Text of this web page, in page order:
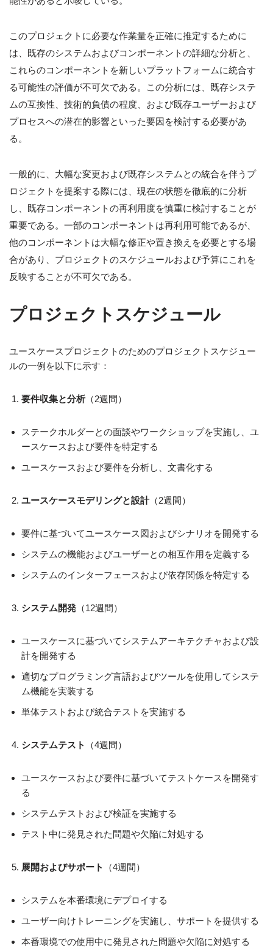
このプロジェクトに必要な作業量を正確に推定するために
は、既存のシステムおよびコンポーネントの詳細な分析と、
これらのコンポーネントを新しいプラットフォームに統合す
る可能性の評価が不可欠である。この分析には、既存システ
ムの互換性、技術的負債の程度、および既存ユーザーおよび
プロセスへの潜在的影響といった要因を検討する必要があ
る。
一般的に、大幅な変更および既存システムとの統合を伴うプ
ロジェクトを提案する際には、現在の状態を徹底的に分析
し、既存コンポーネントの再利用度を慎重に検討することが
重要である。一部のコンポーネントは再利用可能であるが、
他のコンポーネントは大幅な修正や置き換えを必要とする場
合があり、プロジェクトのスケジュールおよび予算にこれを
反映することが不可欠である。
プロジェクトスケジュール
ユースケースプロジェクトのためのプロジェクトスケジュー
ルの一例を以下に示す：
要件収集と分析（2週間）
ステークホルダーとの面談やワークショップを実施し、ユ
ースケースおよび要件を特定する
ユースケースおよび要件を分析し、文書化する
ユースケースモデリングと設計（2週間）
要件に基づいてユースケース図およびシナリオを開発する
システムの機能およびユーザーとの相互作用を定義する
システムのインターフェースおよび依存関係を特定する
システム開発 （12週間）
ユースケースに基づいてシステムアーキテクチャおよび設
計を開発する
適切なプログラミング言語およびツールを使用してシステ
ム機能を実装する
単体テストおよび統合テストを実施する
システムテスト （4週間）
ユースケースおよび要件に基づいてテストケースを開発す
る
システムテストおよび検証を実施する
テスト中に発見された問題や欠陥に対処する
展開およびサポート （4週間）
システムを本番環境にデプロイする
ユーザー向けトレーニングを実施し、サポートを提供する
本番環境での使用中に発見された問題や欠陥に対処する